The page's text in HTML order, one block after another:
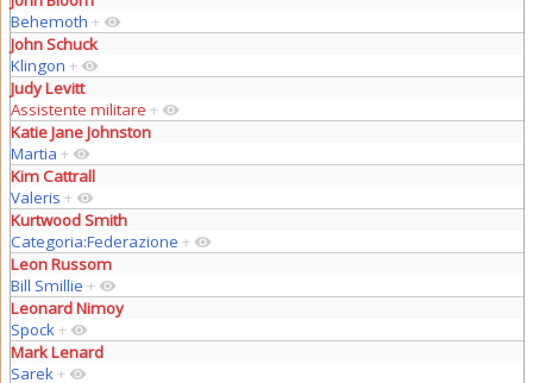
Behemoth +
John Schuck
Klingon +
Judy Levitt
Assistente militare +
Katie Jane Johnston
Martia +
Kim Cattrall
Valeris +
Kurtwood Smith
Categoria:Federazione +
Leon Russom
Bill Smillie +
Leonard Nimoy
Spock+
Mark Lenard
Sarek+